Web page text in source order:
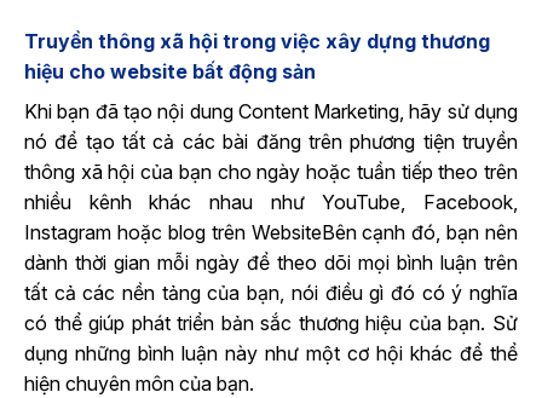
Truyền thông xã hội trong việc xây dựng thương
hiệu cho website bất động sản
Khi bạn đã tạo nội dung Content Marketing, hãy sử dụng
nó để tạo tất cả các bài đăng trên phương tiện truyền
thông xã hội của bạn cho ngày hoặc tuần tiếp theo trên
nhiều kênh khác nhau như YouTube, Facebook,
Instagram hoặc blog trên WebsiteBên cạnh đó, bạn nên
dành thời gian mỗi ngày để theo dõi mọi bình luận trên
tất cả các nền tảng của bạn, nói điều gì đó có ý nghĩa
có thể giúp phát triển bản sắc thương hiệu của bạn. Sử
dụng những bình luận này như một cơ hội khác để thể
hiện chuyên môn của bạn.